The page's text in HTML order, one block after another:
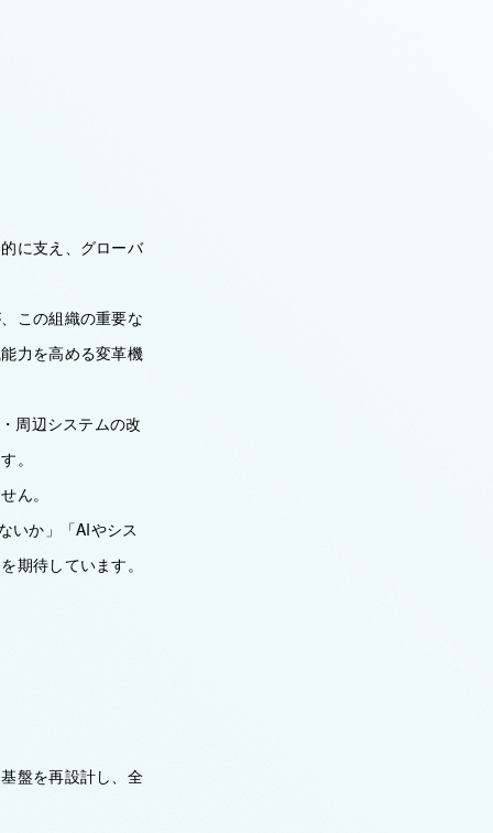
に支え、グローバ
この組織の重要な
力を高める変革機
周辺システムの改
。
ん。
いか」「AIやシス
期待しています。
盤を再設計し、全